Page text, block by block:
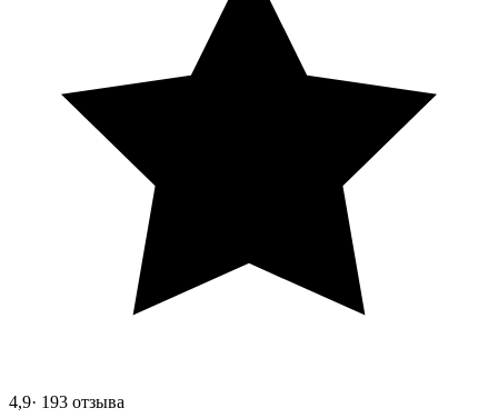
4,9· 193 отзыва